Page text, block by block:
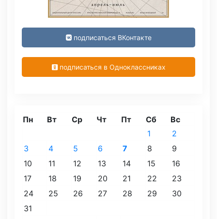
подписаться ВКонтакте
подписаться в Одноклассниках
Пн Вт Ср Чт Пт Сб Вс
1
2
3
4 5 6 7 8
9
10
11 12 13 14 15
16
17
18 19 20 21 22
23
24
25 26 27 28 29
30
31